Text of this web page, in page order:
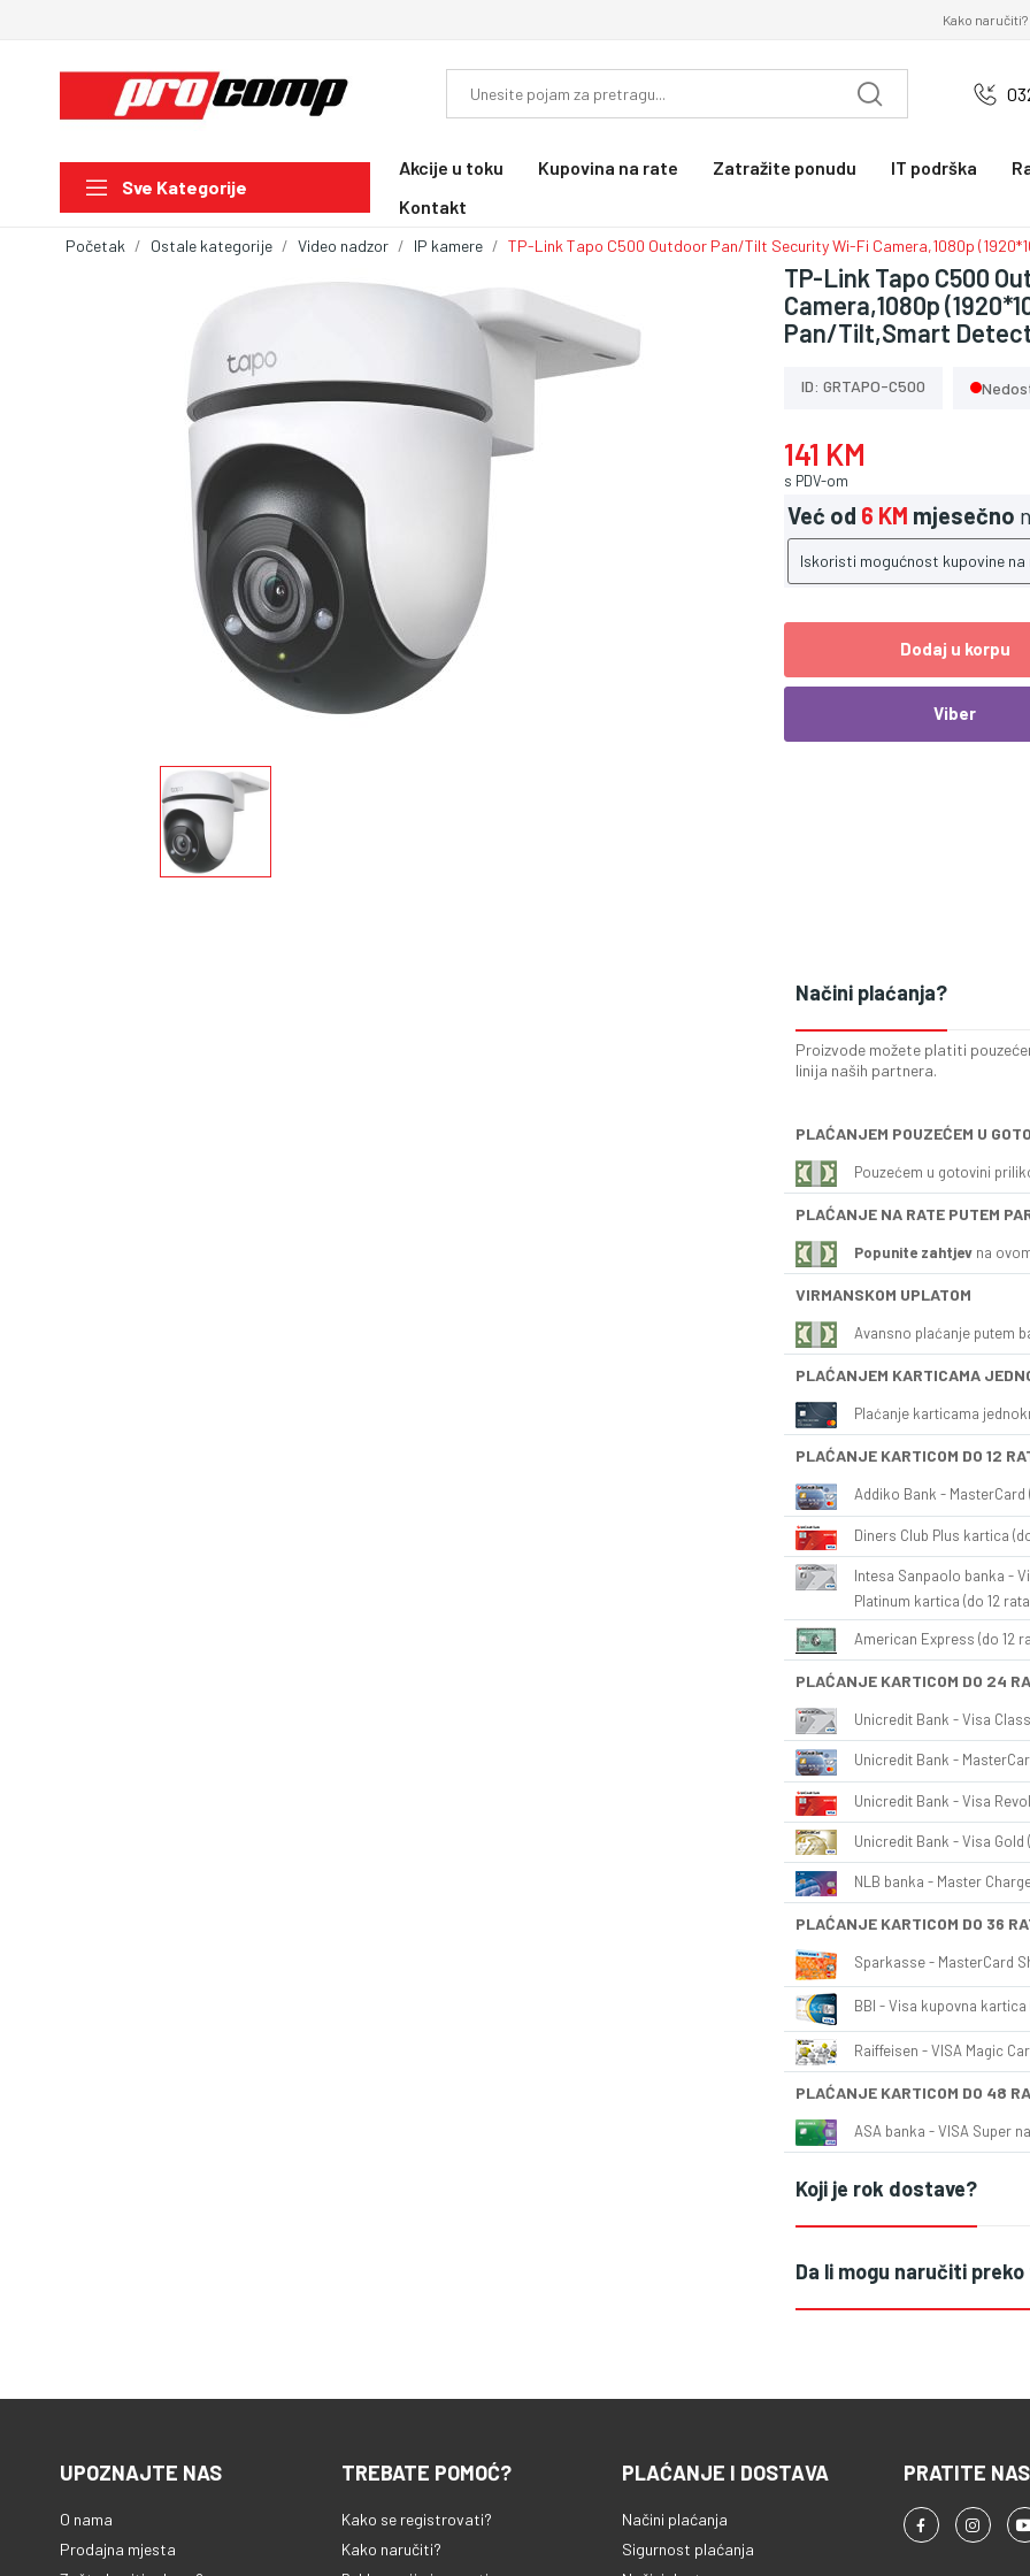
Kako naručiti?
Sve Kategorije
Akcije u toku Kupovina na rate Zatražite ponudu IT podrška
Kontakt
Početak Ostale kategorije Video nadzor IP kamere TP-Link Tapo C500 Outdoor Pan/Tilt Security Wi-Fi Camera,1080p
TP-Link Tapo C500
Camera,1080p
Pan/Tilt,Smart
ID: GRTAPO-C500
141 KM
s PDV-om
Već od 6 KM mjesečno
Iskoristi mogućnost kupovine
Dodaj u korpu
Viber
Načini plaćanja?
Proizvode možete platiti
linija naših partnera.
PLAĆANJEM POUZEĆEM U
Pouzećem u gotovini
PLAĆANJE NA RATE PUTEM
Popunite zahtjev na
VIRMANSKOM UPLATOM
Avansno plaćanje putem
PLAĆANJEM KARTICAMA
Plaćanje karticama
PLAĆANJE KARTICOM DO 12
Addiko Bank - MasterCard
Diners Club Plus kartica
Intesa Sanpaolo banka -
Platinum kartica (do 12
American Express (do 12
PLAĆANJE KARTICOM DO 24
Unicredit Bank - Visa
Unicredit Bank -
Unicredit Bank - Visa
Unicredit Bank - Visa Gold
NLB banka - Master
PLAĆANJE KARTICOM DO 36
Sparkasse - MasterCard
BBI - Visa kupovna kartica
Raiffeisen - VISA Magic
PLAĆANJE KARTICOM DO 48
ASA banka - VISA Super
Koji je rok dostave?
Da li mogu naručiti
UPOZNAJTE NAS
O nama
Prodajna mjesta
TREBATE POMOĆ?
Kako se registrovati?
Kako naručiti?
PLAĆANJE I DOSTAVA
Načini plaćanja
Sigurnost plaćanja
PRATITE NAS